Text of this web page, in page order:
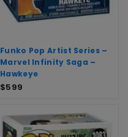
Funko Pop Artist Series –
Marvel Infinity Saga –
Hawkeye
$599